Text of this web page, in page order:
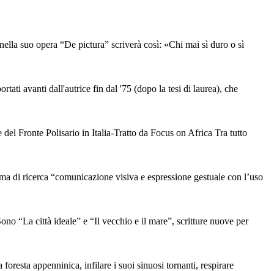
suo opera “De pictura” scriverà così: «Chi mai sì duro o sì
avanti dall'autrice fin dal '75 (dopo la tesi di laurea), che
Fronte Polisario in Italia-Tratto da Focus on Africa Tra tutto
ricerca “comunicazione visiva e espressione gestuale con l’uso
“La città ideale” e “Il vecchio e il mare”, scritture nuove per
appenninica, infilare i suoi sinuosi tornanti, respirare